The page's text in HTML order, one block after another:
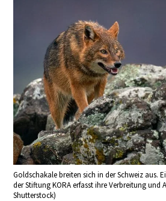
Goldschakale breiten sich in der Schweiz aus.
der Stiftung KORA erfasst ihre Verbreitung und
Shutterstock)